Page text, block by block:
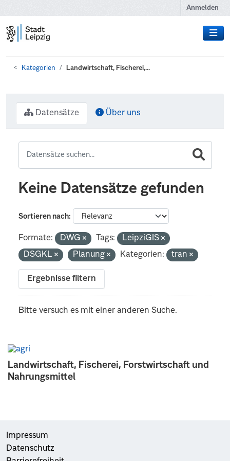
Anmelden
Kategorien Landwirtschaft, Fischerei,...
Landwirtschaft, Fischerei, Forstwirtschaft und
Nahrungsmittel
Datensätze Über uns
Keine Datensätze gefunden
Sortieren nach
Formate: DWG Tags:
LeipziGIS
DSGKL
Planung Kategorien: tran
Ergebnisse filtern
Bitte versuch es mit einer anderen Suche.
Impressum
Datenschutz